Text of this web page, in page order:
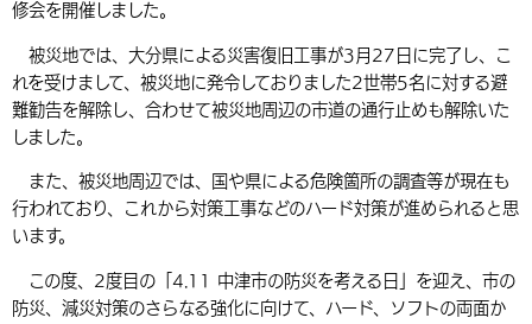
移住・定住
行政・計画
修会を開催しました。
被災地では、大分県による災害復旧工事が3月27日に完了し、こ
れを受けまして、被災地に発令しておりました2世帯5名に対する避
難勧告を解除し、合わせて被災地周辺の市道の通行止めも解除いた
しました。
また、被災地周辺では、国や県による危険箇所の調査等が現在も
行われており、これから対策工事などのハード対策が進められると思
います。
この度、2度目の「4.11 中津市の防災を考える日」を迎え、市の
防災、減災対策のさらなる強化に向けて、ハード、ソフトの両面か